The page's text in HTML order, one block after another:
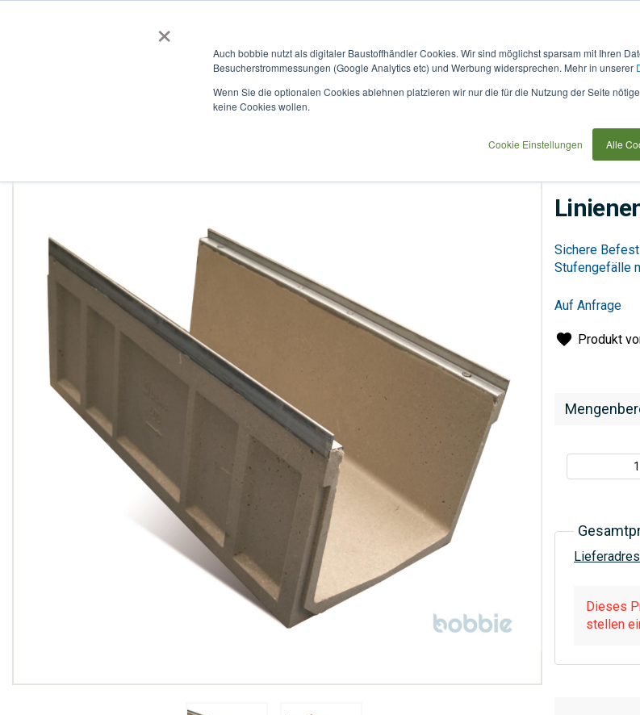
×
Auch bobbie nutzt als digitaler Baustoffhändler Cookies. Wir sind möglichst sparsam mit Ihren
Besucherstrommessungen (Google Analytics etc) und Werbung widersprechen. Mehr in unserer
Wenn Sie die optionalen Cookies ablehnen platzieren wir nur die für die Nutzung der Seite
keine Cookies wollen.
Cookie Einstellungen Alle
BOBBIEVERSUM
Ende
springen
Dieses
stellen
Sichere
Stufengefälle
Auf Anfrage
Produkt